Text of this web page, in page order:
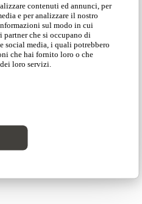
contenuti ed annunci, per
e per analizzare il nostro
sul modo in cui
che si occupano di
social media, i quali potrebbero
che hai fornito loro o che
loro servizi.
della Romagna, 285 –